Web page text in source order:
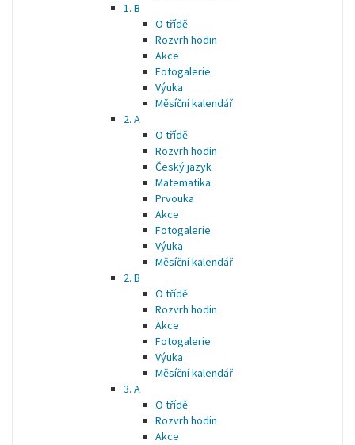
1. B
O třídě
Rozvrh hodin
Akce
Fotogalerie
Výuka
Měsíční kalendář
2. A
O třídě
Rozvrh hodin
Český jazyk
Matematika
Prvouka
Akce
Fotogalerie
Výuka
Měsíční kalendář
2. B
O třídě
Rozvrh hodin
Akce
Fotogalerie
Výuka
Měsíční kalendář
3. A
O třídě
Rozvrh hodin
Akce